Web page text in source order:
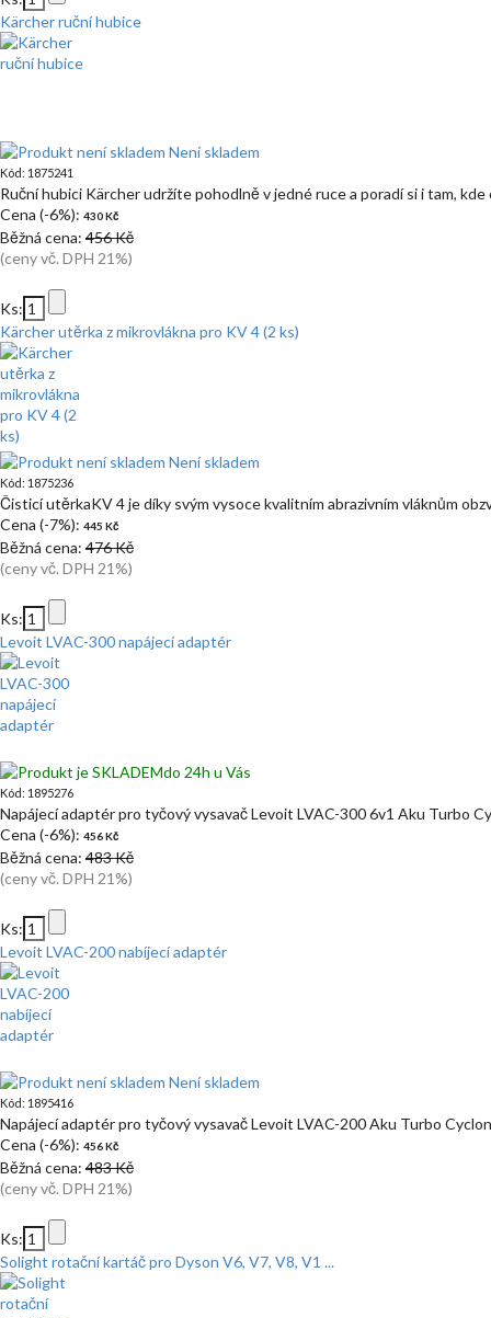
Kärcher ruční hubice
Není skladem
Kód: 1875241
Ruční hubici Kärcher udržíte pohodlně v jedné ruce a poradí si i tam,
Cena (-6%): 430 Kč
Běžná cena: 456 Kč
(ceny vč. DPH 21%)
Ks:
Kärcher utěrka z mikrovlákna pro KV 4 (2 ks)
Není skladem
Kód: 1875236
Čisticí utěrkaKV 4 je díky svým vysoce kvalitním abrazivním vláknům
Cena (-7%): 445 Kč
Běžná cena: 476 Kč
(ceny vč. DPH 21%)
Ks:
Levoit LVAC-300 napájecí adaptér
do 24h u Vás
Kód: 1895276
Napájecí adaptér pro tyčový vysavač Levoit LVAC-300 6v1 Aku Turbo
Cena (-6%): 456 Kč
Běžná cena: 483 Kč
(ceny vč. DPH 21%)
Ks:
Levoit LVAC-200 nabíjecí adaptér
Není skladem
Kód: 1895416
Napájecí adaptér pro tyčový vysavač Levoit LVAC-200 Aku Turbo
Cena (-6%): 456 Kč
Běžná cena: 483 Kč
(ceny vč. DPH 21%)
Ks:
Solight rotační kartáč pro Dyson V6, V7, V8, V1 ...